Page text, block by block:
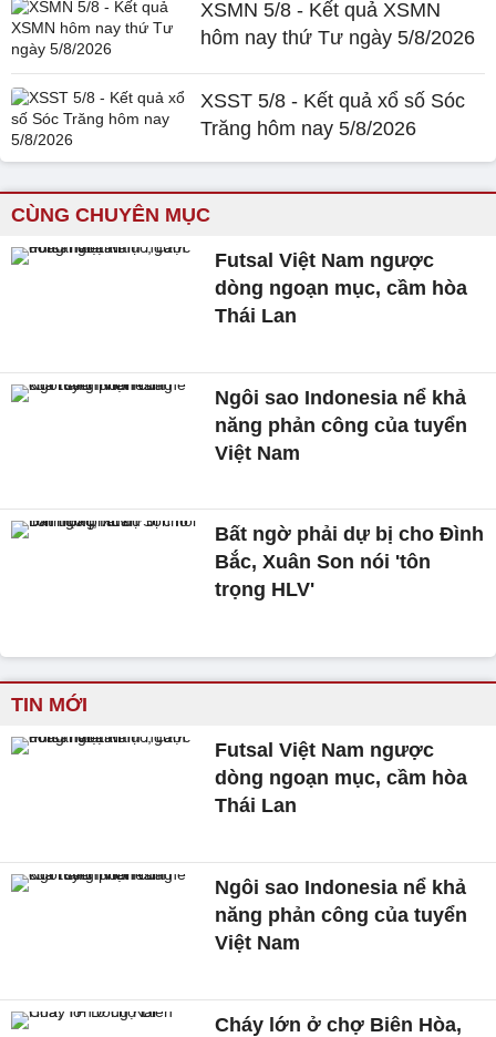
XSMN 5/8 - Kết quả XSMN
hôm nay thứ Tư ngày 5/8/2026
XSST 5/8 - Kết quả xổ số Sóc
Trăng hôm nay 5/8/2026
CÙNG CHUYÊN MỤC
Futsal Việt Nam ngược
dòng ngoạn mục, cầm hòa
Thái Lan
Ngôi sao Indonesia nể khả
năng phản công của tuyển
Việt Nam
Bất ngờ phải dự bị cho Đình
Bắc, Xuân Son nói 'tôn
trọng HLV'
TIN MỚI
Futsal Việt Nam ngược
dòng ngoạn mục, cầm hòa
Thái Lan
Ngôi sao Indonesia nể khả
năng phản công của tuyển
Việt Nam
Cháy lớn ở chợ Biên Hòa,